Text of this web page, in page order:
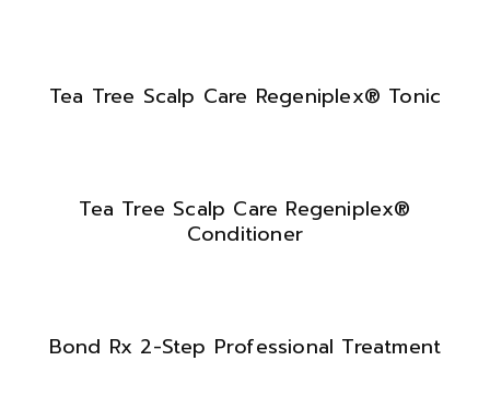
Tea Tree Scalp Care Regeniplex® Tonic
Tea Tree Scalp Care Regeniplex®
Conditioner
Bond Rx 2-Step Professional Treatment